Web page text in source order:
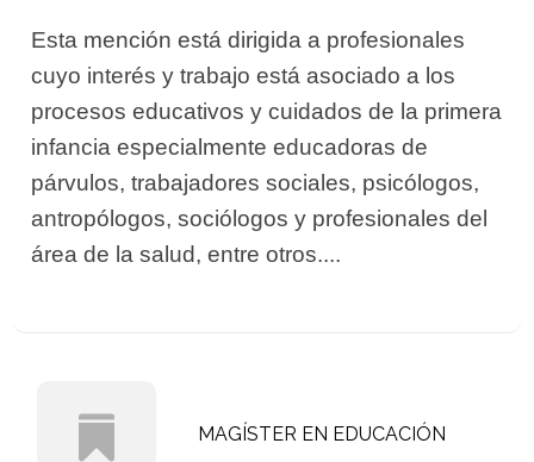
Esta mención está dirigida a profesionales
cuyo interés y trabajo está asociado a los
procesos educativos y cuidados de la primera
infancia especialmente educadoras de
párvulos, trabajadores sociales, psicólogos,
antropólogos, sociólogos y profesionales del
área de la salud, entre otros....
MAGÍSTER EN EDUCACIÓN